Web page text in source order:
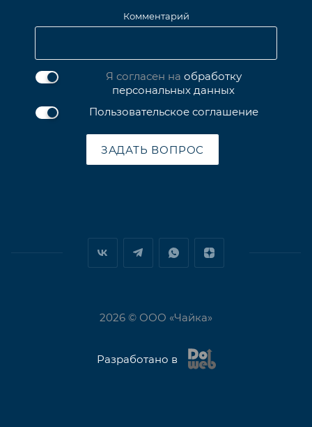
Комментарий
Я согласен на обработку
персональных данных
Пользовательское соглашение
ЗАДАТЬ ВОПРОС
2026 © ООО «Чайка»
Разработано в